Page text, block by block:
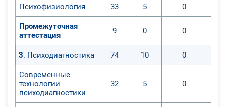
Психофизиология 33 5 0
Промежуточная
аттестация
9 0 0
3. Психодиагностика 74 10 0
Современные
технологии
психодиагностики
32 5 0